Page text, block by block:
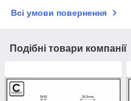
Всі умови повернення
Подібні товари компанії